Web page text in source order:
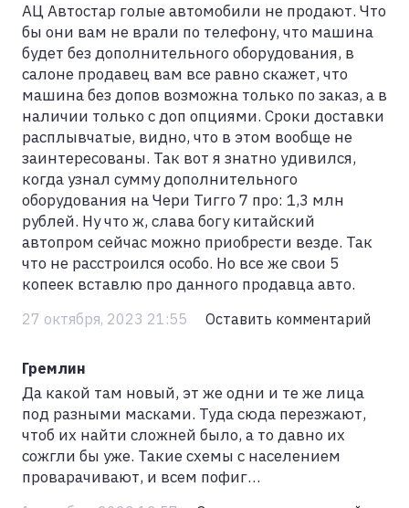
АЦ Автостар голые автомобили не продают. Что
бы они вам не врали по телефону, что машина
будет без дополнительного оборудования, в
салоне продавец вам все равно скажет, что
машина без допов возможна только по заказ, а в
наличии только с доп опциями. Сроки доставки
расплывчатые, видно, что в этом вообще не
заинтересованы. Так вот я знатно удивился,
когда узнал сумму дополнительного
оборудования на Чери Тигго 7 про: 1,3 млн
рублей. Ну что ж, слава богу китайский
автопром сейчас можно приобрести везде. Так
что не расстроился особо. Но все же свои 5
копеек вставлю про данного продавца авто.
27 октября, 2023 21:55 Оставить комментарий
Гремлин
Да какой там новый, эт же одни и те же лица
под разными масками. Туда сюда перезжают,
чтоб их найти сложней было, а то давно их
сожгли бы уже. Такие схемы с населением
проварачивают, и всем пофиг…